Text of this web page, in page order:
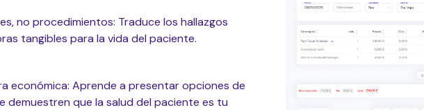
no procedimientos: Traduce los hallazgos
tangibles para la vida del paciente.
económica: Aprende a presentar opciones de
demuestren que la salud del paciente es tu